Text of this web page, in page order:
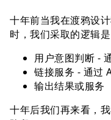
⼗年前当我在渡鸦设
时，我们采取的逻辑是
⽤户意图判断 -
链接服务 - 通过
输出结果或服务
⼗年后我们再来看，